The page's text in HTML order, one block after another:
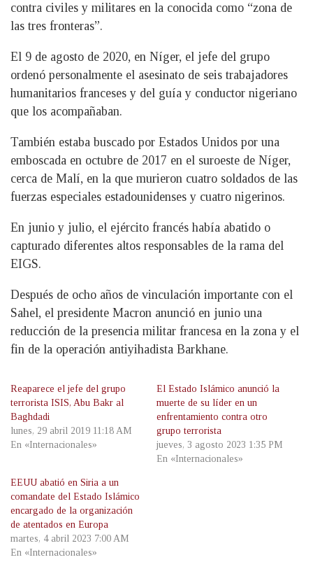
contra civiles y militares en la conocida como “zona de
las tres fronteras”.
El 9 de agosto de 2020, en Níger, el jefe del grupo
ordenó personalmente el asesinato de seis trabajadores
humanitarios franceses y del guía y conductor nigeriano
que los acompañaban.
También estaba buscado por Estados Unidos por una
emboscada en octubre de 2017 en el suroeste de Níger,
cerca de Malí, en la que murieron cuatro soldados de las
fuerzas especiales estadounidenses y cuatro nigerinos.
En junio y julio, el ejército francés había abatido o
capturado diferentes altos responsables de la rama del
EIGS.
Después de ocho años de vinculación importante con el
Sahel, el presidente Macron anunció en junio una
reducción de la presencia militar francesa en la zona y el
fin de la operación antiyihadista Barkhane.
Reaparece el jefe del grupo
terrorista ISIS, Abu Bakr al
Baghdadi
lunes, 29 abril 2019 11:18 AM
En «Internacionales»
El Estado Islámico anunció la
muerte de su líder en un
enfrentamiento contra otro
grupo terrorista
jueves, 3 agosto 2023 1:35 PM
En «Internacionales»
EEUU abatió en Siria a un
comandate del Estado Islámico
encargado de la organización
de atentados en Europa
martes, 4 abril 2023 7:00 AM
En «Internacionales»